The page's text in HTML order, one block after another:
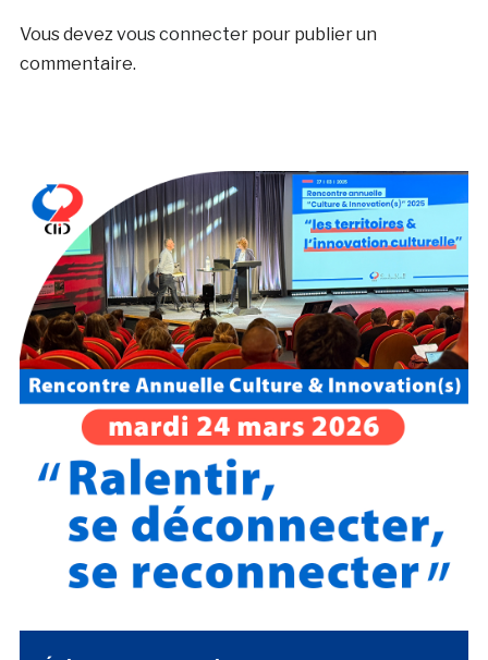
Vous devezvous connecterpour publier un
commentaire.